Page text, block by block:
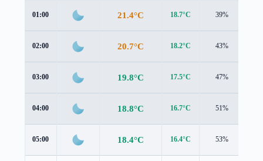
01:00 21.4°C 18.7°C 39%
02:00 20.7°C 18.2°C 43%
03:00 19.8°C 17.5°C 47%
04:00 18.8°C 16.7°C 51%
05:00 18.4°C 16.4°C 53%